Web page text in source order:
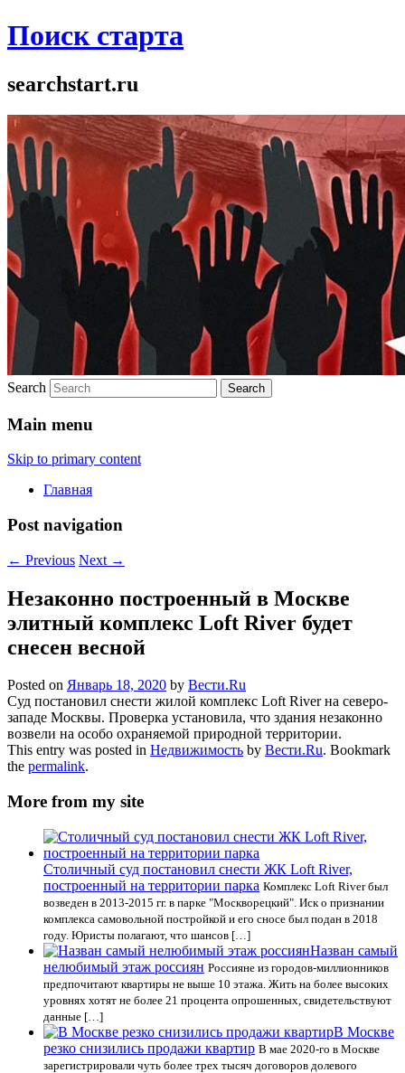
Поиск старта
searchstart.ru
Search
Main menu
Skip to primary content
Главная
Post navigation
← Previous Next →
Незаконно построенный в Москве
элитный комплекс Loft River будет
снесен весной
Posted on Январь 18, 2020 by Вести.Ru
Суд постановил снести жилой комплекс Loft River на северо-
западе Москвы. Проверка установила, что здания незаконно
возвели на особо охраняемой природной территории.
This entry was posted in Недвижимость by Вести.Ru. Bookmark
the permalink.
More from my site
Столичный суд постановил снести ЖК Loft River,
построенный на территории парка Комплекс Loft River был
возведен в 2013-2015 гг. в парке "Москворецкий". Иск о признании
комплекса самовольной постройкой и его сносе был подан в 2018
году. Юристы полагают, что шансов […]
Назван самый
нелюбимый этаж россиян Россияне из городов-миллионников
предпочитают квартиры не выше 10 этажа. Жить на более высоких
уровнях хотят не более 21 процента опрошенных, свидетельствуют
данные […]
В Москве
резко снизились продажи квартир В мае 2020-го в Москве
зарегистрировали чуть более трех тысяч договоров долевого